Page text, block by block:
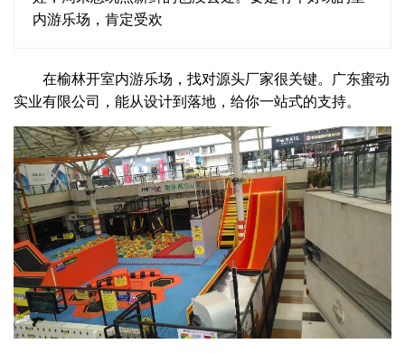
内游乐场，肯定受欢
在榆林开室内游乐场，找对源头厂家很关键。广东蜜动
实业有限公司，能从设计到落地，给你一站式的支持。